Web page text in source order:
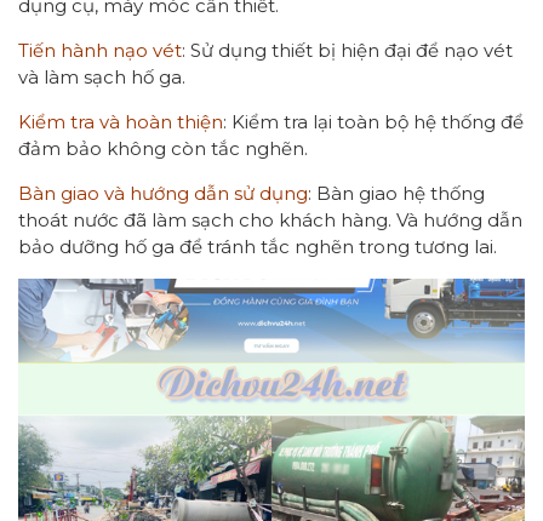
dụng cụ, máy móc cần thiết.
Tiến hành nạo vét: Sử dụng thiết bị hiện đại để nạo vét
và làm sạch hố ga.
Kiểm tra và hoàn thiện: Kiểm tra lại toàn bộ hệ thống để
đảm bảo không còn tắc nghẽn.
Bàn giao và hướng dẫn sử dụng: Bàn giao hệ thống
thoát nước đã làm sạch cho khách hàng. Và hướng dẫn
bảo dưỡng hố ga để tránh tắc nghẽn trong tương lai.